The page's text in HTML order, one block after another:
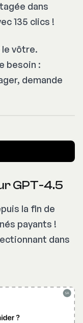
dans
135 clics !
vôtre.
besoin :
demande
GPT-4.5
la fin de
payants !
dans